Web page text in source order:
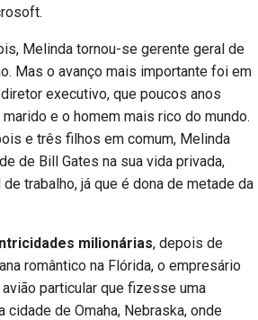
Melinda tornou-se gerente geral de
Mas o avanço mais importante foi em
executivo, que poucos anos
e o homem mais rico do mundo.
e três filhos em comum, Melinda
de Bill Gates na sua vida privada,
trabalho, já que é dona de metade da
milionárias, depois de
romântico na Flórida, o empresário
particular que fizesse uma
cidade de Omaha, Nebraska, onde